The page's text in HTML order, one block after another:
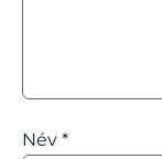
Név *